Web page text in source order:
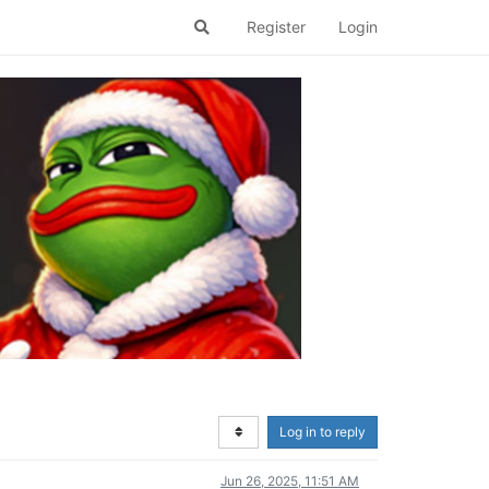
Register Login
Log in to reply
Jun 26, 2025, 11:51 AM